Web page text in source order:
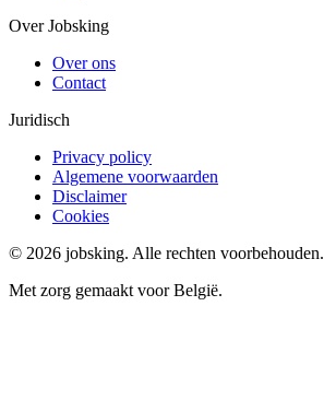
Over Jobsking
Over ons
Contact
Juridisch
Privacy policy
Algemene voorwaarden
Disclaimer
Cookies
© 2026 jobsking. Alle rechten voorbehouden.
Met zorg gemaakt voor België.